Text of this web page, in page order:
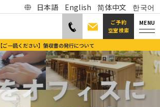
日本語 English 简体中文 한국어
MENU
ご予約
空室検索
【ご一読ください】領収書の発行について